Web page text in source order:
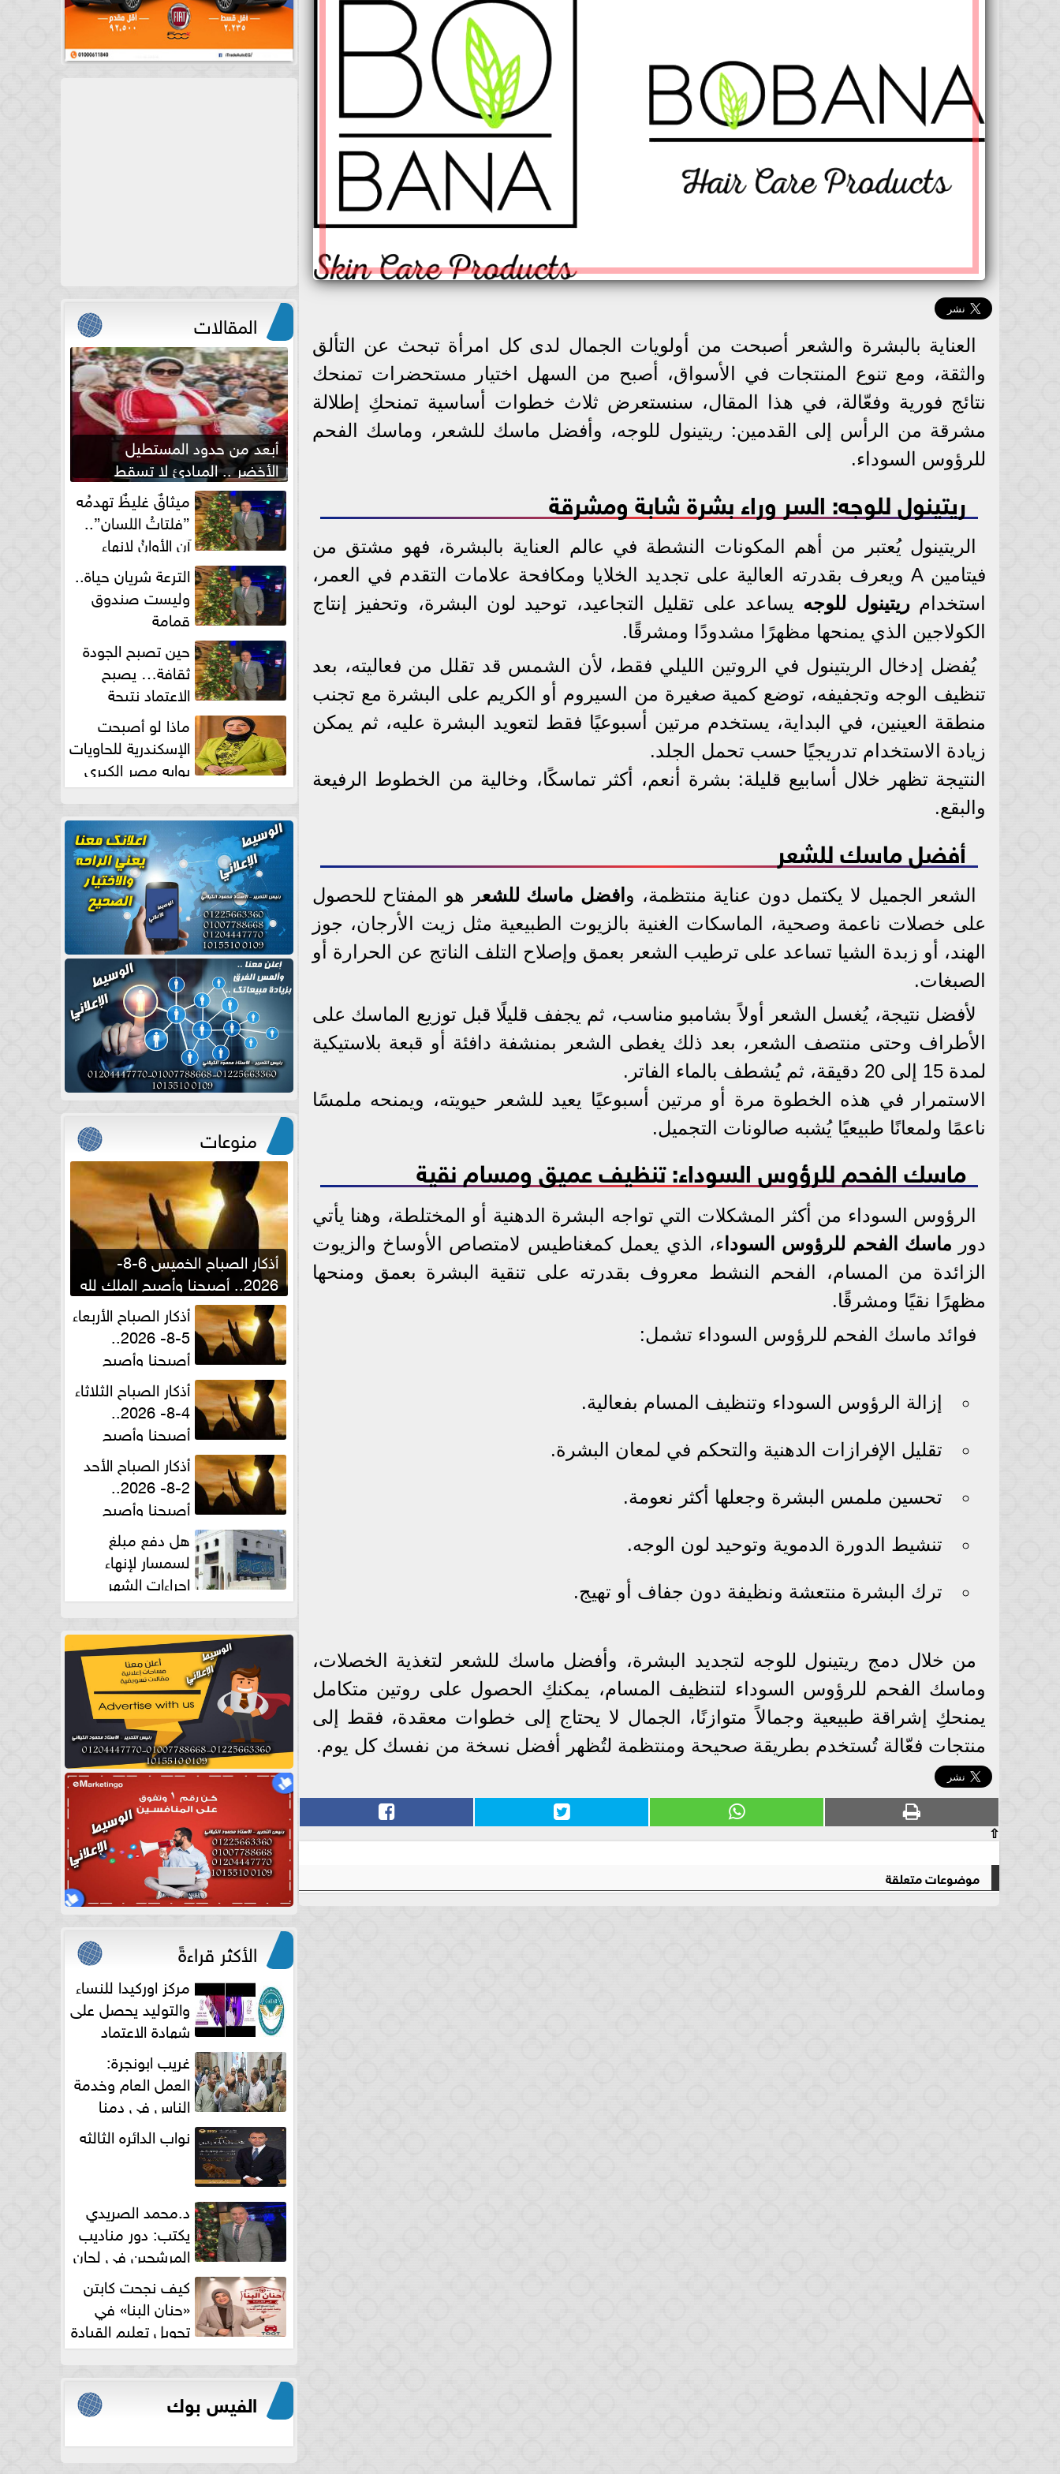
العناية بالبشرة والشعر أصبحت من أولويات الجمال لدى كل امرأة تبحث عن التألق
والثقة، ومع تنوع المنتجات في الأسواق، أصبح من السهل اختيار مستحضرات تمنحك
نتائج فورية وفعّالة، في هذا المقال، سنستعرض ثلاث خطوات أساسية تمنحكِ إطلالة
مشرقة من الرأس إلى القدمين: ريتينول للوجه، وأفضل ماسك للشعر، وماسك الفحم
للرؤوس السوداء.
ريتينول للوجه: السر وراء بشرة شابة ومشرقة
الريتينول يُعتبر من أهم المكونات النشطة في عالم العناية بالبشرة، فهو مشتق من
فيتامين A ويعرف بقدرته العالية على تجديد الخلايا ومكافحة علامات التقدم في العمر،
استخدام ريتينول للوجه يساعد على تقليل التجاعيد، توحيد لون البشرة، وتحفيز إنتاج
الكولاجين الذي يمنحها مظهرًا مشدودًا ومشرقًا.
يُفضل إدخال الريتينول في الروتين الليلي فقط، لأن الشمس قد تقلل من فعاليته، بعد
تنظيف الوجه وتجفيفه، توضع كمية صغيرة من السيروم أو الكريم على البشرة مع تجنب
منطقة العينين، في البداية، يستخدم مرتين أسبوعيًا فقط لتعويد البشرة عليه، ثم يمكن
زيادة الاستخدام تدريجيًا حسب تحمل الجلد.
النتيجة تظهر خلال أسابيع قليلة: بشرة أنعم، أكثر تماسكًا، وخالية من الخطوط الرفيعة
والبقع.
أفضل ماسك للشعر
الشعر الجميل لا يكتمل دون عناية منتظمة، و افضل ماسك للشعر هو المفتاح للحصول
على خصلات ناعمة وصحية، الماسكات الغنية بالزيوت الطبيعية مثل زيت الأرجان، جوز
الهند، أو زبدة الشيا تساعد على ترطيب الشعر بعمق وإصلاح التلف الناتج عن الحرارة أو
الصبغات.
لأفضل نتيجة، يُغسل الشعر أولاً بشامبو مناسب، ثم يجفف قليلًا قبل توزيع الماسك على
الأطراف وحتى منتصف الشعر، بعد ذلك يغطى الشعر بمنشفة دافئة أو قبعة بلاستيكية
لمدة 15 إلى 20 دقيقة، ثم يُشطف بالماء الفاتر.
الاستمرار في هذه الخطوة مرة أو مرتين أسبوعيًا يعيد للشعر حيويته، ويمنحه ملمسًا
ناعمًا ولمعانًا طبيعيًا يُشبه صالونات التجميل.
ماسك الفحم للرؤوس السوداء: تنظيف عميق ومسام نقية
الرؤوس السوداء من أكثر المشكلات التي تواجه البشرة الدهنية أو المختلطة، وهنا يأتي
دور ماسك الفحم للرؤوس السودا ء، الذي يعمل كمغناطيس لامتصاص الأوساخ والزيوت
الزائدة من المسام، الفحم النشط معروف بقدرته على تنقية البشرة بعمق ومنحها
مظهرًا نقيًا ومشرقًا.
فوائد ماسك الفحم للرؤوس السوداء تشمل:
إزالة الرؤوس السوداء وتنظيف المسام بفعالية.
تقليل الإفرازات الدهنية والتحكم في لمعان البشرة.
تحسين ملمس البشرة وجعلها أكثر نعومة.
تنشيط الدورة الدموية وتوحيد لون الوجه.
ترك البشرة منتعشة ونظيفة دون جفاف أو تهيج.
من خلال دمج ريتينول للوجه لتجديد البشرة، وأفضل ماسك للشعر لتغذية الخصلات،
وماسك الفحم للرؤوس السوداء لتنظيف المسام، يمكنكِ الحصول على روتين متكامل
يمنحكِ إشراقة طبيعية وجمالاً متوازنًا، الجمال لا يحتاج إلى خطوات معقدة، فقط إلى
منتجات فعّالة تُستخدم بطريقة صحيحة ومنتظمة لتُظهر أفضل نسخة من نفسك كل يوم.
⇧
موضوعات متعلقة
المقالات
أبعد من حدود المستطيل
الأخضر .. المبادئ لا تسقط
بصفارة الحكم ميثاقٌ غليظٌ تهدمُه
”فلتاتُ اللسان”..
آن الأوانُ لإنهاءِ
فوضى الطلاق الشفهي!الترعة شريان حياة..
وليست صندوق
قمامة
حين تصبح الجودة
ثقافة… يصبح
الاعتماد نتيجة
طبيعية
ماذا لو أصبحت
الإسكندرية للحاويات
بوابه مصر الكبري
للتجارة العالمية بقلم د...
منوعات
أذكار الصباح الخميس 6-8-
2026.. أصبحنا وأصبح الملك لله
والحمد لله
أذكار الصباح الأربعاء
5-8- 2026..
أصبحنا وأصبح
الملك لله والحمد للهأذكار الصباح الثلاثاء
4-8- 2026..
أصبحنا وأصبح
الملك لله والحمد للهأذكار الصباح الأحد
2-8- 2026..
أصبحنا وأصبح
الملك لله والحمد للههل دفع مبلغ
لسمسار لإنهاء
إجراءات الشهر
العقارى حلال؟.. أمين الفتوى يجيب
الأكثر قراءةً
مركز اوركيدا للنساء
والتوليد يحصل على
شهادة الاعتماد
الكامل
غريب ابونجرة:
العمل العام وخدمة
الناس فى دمنا
نواب الدائره الثالثه
د.محمد الصريدي
يكتب: دور مناديب
المرشحين في لجان
الانتخابات
كيف نجحت كابتن
«حنان البنا» في
تحويل تعليم القيادة
النسائية من خوف...
الفيس بوك